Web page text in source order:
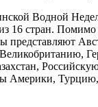
Водной
16 стран.
представляют
Америки,